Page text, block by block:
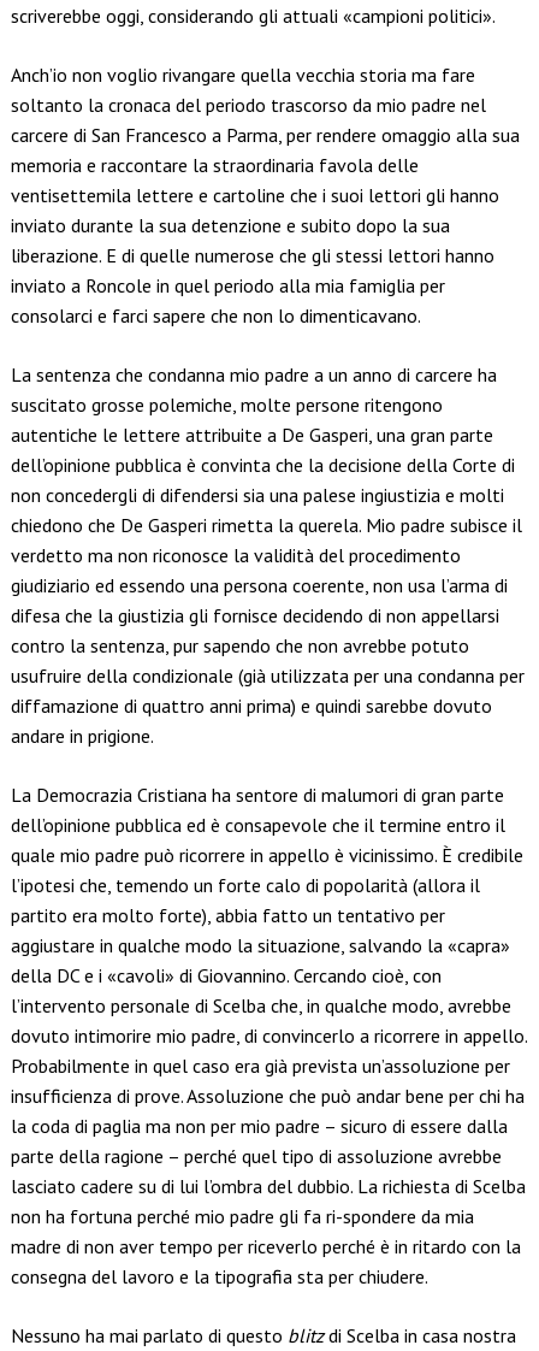
scriverebbe oggi, considerando gli attuali «campioni politici».
Anch’io non voglio rivangare quella vecchia storia ma fare
soltanto la cronaca del periodo trascorso da mio padre nel
carcere di San Francesco a Parma, per rendere omaggio alla sua
memoria e raccontare la straordinaria favola delle
ventisettemila lettere e cartoline che i suoi lettori gli hanno
inviato durante la sua detenzione e subito dopo la sua
liberazione. E di quelle numerose che gli stessi lettori hanno
inviato a Roncole in quel periodo alla mia famiglia per
consolarci e farci sapere che non lo dimenticavano.
La sentenza che condanna mio padre a un anno di carcere ha
suscitato grosse polemiche, molte persone ritengono
autentiche le lettere attribuite a De Gasperi, una gran parte
dell’opinione pubblica è convinta che la decisione della Corte di
non concedergli di difendersi sia una palese ingiustizia e molti
chiedono che De Gasperi rimetta la querela. Mio padre subisce il
verdetto ma non riconosce la validità del procedimento
giudiziario ed essendo una persona coerente, non usa l’arma di
difesa che la giustizia gli fornisce decidendo di non appellarsi
contro la sentenza, pur sapendo che non avrebbe potuto
usufruire della condizionale (già utilizzata per una condanna per
diffamazione di quattro anni prima) e quindi sarebbe dovuto
andare in prigione.
La Democrazia Cristiana ha sentore di malumori di gran parte
dell’opinione pubblica ed è consapevole che il termine entro il
quale mio padre può ricorrere in appello è vicinissimo. È credibile
l’ipotesi che, temendo un forte calo di popolarità (allora il
partito era molto forte), abbia fatto un tentativo per
aggiustare in qualche modo la situazione, salvando la «capra»
della DC e i «cavoli» di Giovannino. Cercando cioè, con
l’intervento personale di Scelba che, in qualche modo, avrebbe
dovuto intimorire mio padre, di convincerlo a ricorrere in appello.
Probabilmente in quel caso era già prevista un’assoluzione per
insufficienza di prove. Assoluzione che può andar bene per chi ha
la coda di paglia ma non per mio padre – sicuro di essere dalla
parte della ragione – perché quel tipo di assoluzione avrebbe
lasciato cadere su di lui l’ombra del dubbio. La richiesta di Scelba
non ha fortuna perché mio padre gli fa ri-spondere da mia
madre di non aver tempo per riceverlo perché è in ritardo con la
consegna del lavoro e la tipografia sta per chiudere.
Nessuno ha mai parlato di questo blitzdi Scelba in casa nostra